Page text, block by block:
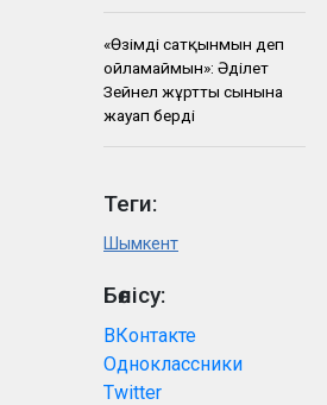
«Өзімді сатқынмын деп
ойламаймын»: Әділет
Зейнел жұрттың сынына
жауап берді
Теги:
Шымкент
Бөлісу:
ВКонтакте
Одноклассники
Twitter